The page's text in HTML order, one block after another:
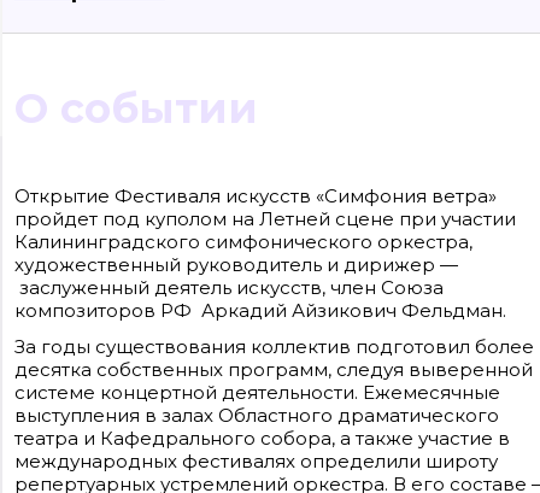
О событии
Открытие Фестиваля искусств «Симфония ветра»
пройдет под куполом на Летней сцене при участии
Калининградского симфонического оркестра,
художественный руководитель и дирижер —
заслуженный деятель искусств, член Союза
композиторов РФ Аркадий Айзикович Фельдман.
За годы существования коллектив подготовил более
десятка собственных программ, следуя выверенной
системе концертной деятельности. Ежемесячные
выступления в залах Областного драматического
театра и Кафедрального собора, а также участие в
международных фестивалях определили широту
репертуарных устремлений оркестра. В его составе
3906148636, КПП 390601001
Контакты редакции: +7(4012) 310-124, news@klops.ru. Реклама: +7 (931) 107 50 00,
reklama@klops.ru. Афиша: +7(967) 351 20 51, reklama@klops.ru
Адрес редакции и учредителя: г. Калининград, ул. Рокоссовского, 16/18, пом. I,
оф. 2
Сетевое издание "Klops.ru", регистрационный номер и дата принятия
решения о регистрации: ЭЛ № ФС 77 - 78739 от 20 июля 2020 года,
зарегистрировано Федеральной службой по надзору в сфере связи,
информационных технологий и массовых коммуникаций (Роскомнадзор).
Фомченкова Кристина Владимировна
Материалы сайта, подписанные «CC 4.0» доступны по
лицензии Creative Commons «Attribution-ShareAlike»
(«Атрибуция — На тех же условиях») 4.0 Всемирная
Для использования остальных материалов необходимо
письменное согласие правообладателя
Политика в отношении обработки персональных